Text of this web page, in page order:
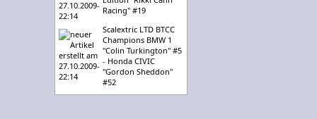
Racing" #19
Scalextric LTD BTCC
Champions BMW 1
"Colin Turkington" #5
- Honda CIVIC
"Gordon Sheddon"
#52